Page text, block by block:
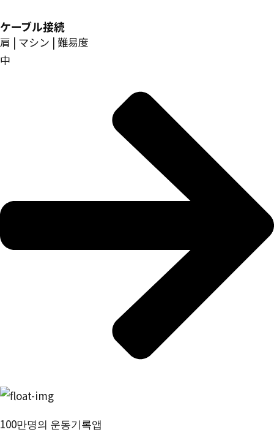
ケーブル接続
肩 | マシン | 難易度
中
100만명의 운동기록앱